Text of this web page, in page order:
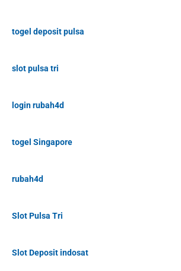
togel deposit pulsa
slot pulsa tri
login rubah4d
togel Singapore
rubah4d
Slot Pulsa Tri
Slot Deposit indosat